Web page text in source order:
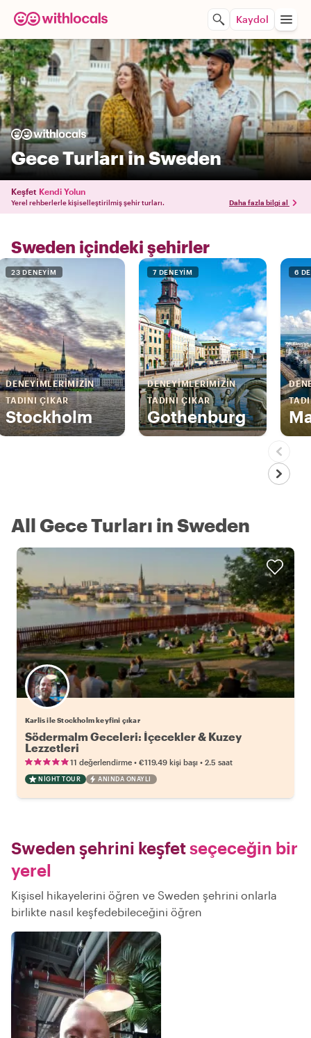
Kaydol
Gece Turları in Sweden
Keşfet Kendi Yolun
Yerel rehberlerle kişiselleştirilmiş şehir turları. Daha fazla bilgi al
Sweden içindeki şehirler
23 DENEYIM
DENEYIMLERIMIZIN
TADINI ÇIKAR
Stockholm
7 DENEYIM
DENEYIMLERIMIZIN
TADINI ÇIKAR
Gothenburg
6
All Gece Turları in Sweden
Karlis ile Stockholm keyfini çıkar
Södermalm Geceleri: İçecekler & Kuzey
Lezzetleri
11 değerlendirme • €119.49 kişi başı • 2.5 saat
NIGHT TOUR ANINDA ONAYLI
Sweden şehrini keşfetseçeceğin bir
yerel
Kişisel hikayelerini öğren ve Sweden şehrini onlarla
birlikte nasıl keşfedebileceğini öğren